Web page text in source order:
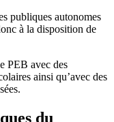
publiques autonomes
à la disposition de
PEB avec des
ainsi qu’avec des
du